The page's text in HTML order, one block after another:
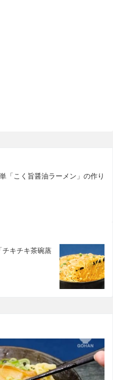
「こく旨醤油ラーメン」の作り
チキチキ茶碗蒸